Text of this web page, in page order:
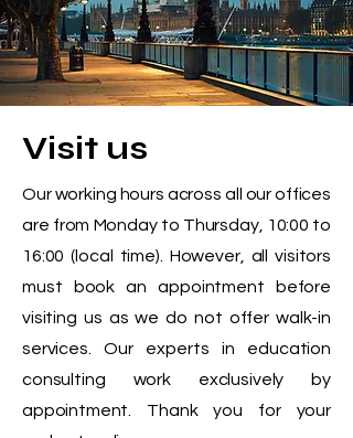
Visit us
Our working hours across all our offices
are from Monday to Thursday, 10:00 to
16:00 (local time). However, all visitors
must book an appointment before
visiting us as we do not offer walk-in
services. Our experts in education
consulting work exclusively by
appointment. Thank you for your